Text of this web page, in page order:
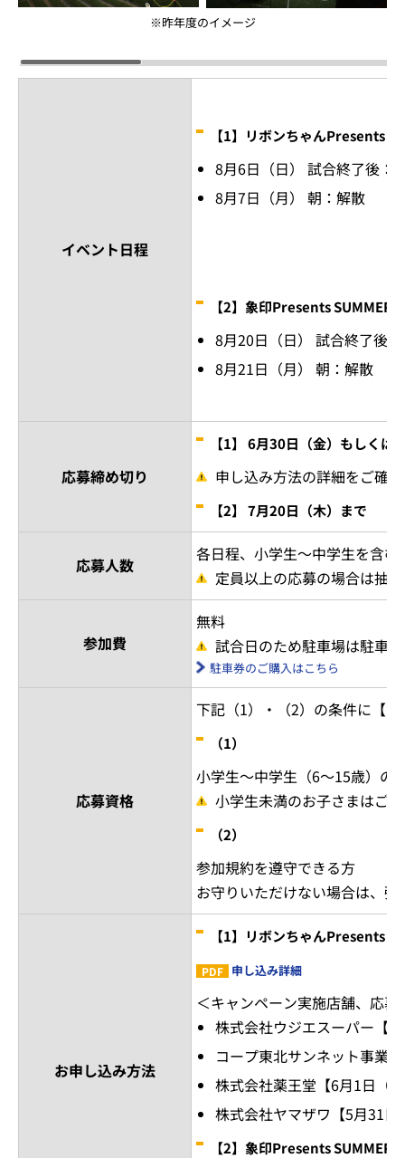
※昨年度のイメージ
イベント日程
【1】リボンちゃんPresents
8月6日（日） 試合終了後：
8月7日（月） 朝：解散
【2】象印Presents SUMMER
8月20日（日） 試合終了後
8月21日（月） 朝：解散
応募締め切り
【1】 6月30日（金）もしくは
申し込み方法の詳細をご確
【2】 7月20日（木）まで
応募人数
各日程、小学生～中学生を含
定員以上の応募の場合は抽
参加費
無料
試合日のため駐車場は駐車
駐車券のご購入はこちら
応募資格
下記（1）・（2）の条件に【
（1）
小学生～中学生（6～15歳）の
小学生未満のお子さまはご
（2）
参加規約を遵守できる方
お守りいただけない場合は、
お申し込み方法
【1】リボンちゃんPresents
申し込み詳細
＜キャンペーン実施店舗、応募
株式会社ウジエスーパー【5
コープ東北サンネット事業
株式会社薬王堂【6月1日（
株式会社ヤマザワ【5月31
【2】象印Presents SUMMER